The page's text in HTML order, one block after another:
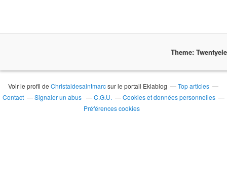
Theme:
Voir le profil deChristaldesaintmarcsur le portail Eklablog
Top articles
Contact
Signaler un abus C.G.U.
Cookies et données personnelles
Préférences cookies